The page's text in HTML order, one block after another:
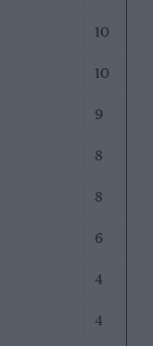
10
10
9
8
8
6
4
4